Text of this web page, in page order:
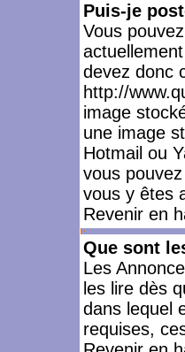
Puis-je
Vous
devez donc
http://
image
une image
Hotmail ou
vous
vous y êtes
Revenir en
Que sont
Les
les lire dès
dans lequel
requises,